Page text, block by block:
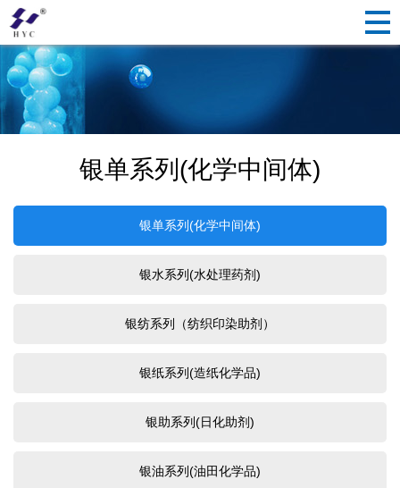
银单系列(化学中间体)
银单系列(化学中间体)
银水系列(水处理药剂)
银纺系列（纺织印染助剂）
银纸系列(造纸化学品)
银助系列(日化助剂)
银油系列(油田化学品)